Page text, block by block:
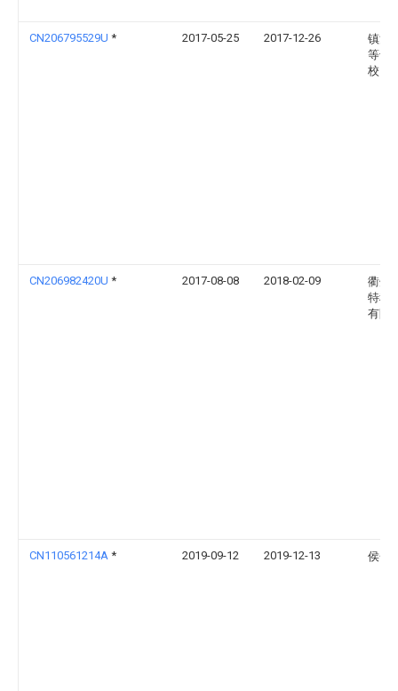
CN206795529U * 2017-05-25 2017-12-26
镇江
等专
校
CN206982420U * 2017-08-08 2018-02-09
衢州
特种
有限
CN110561214A * 2019-09-12 2019-12-13 侯金